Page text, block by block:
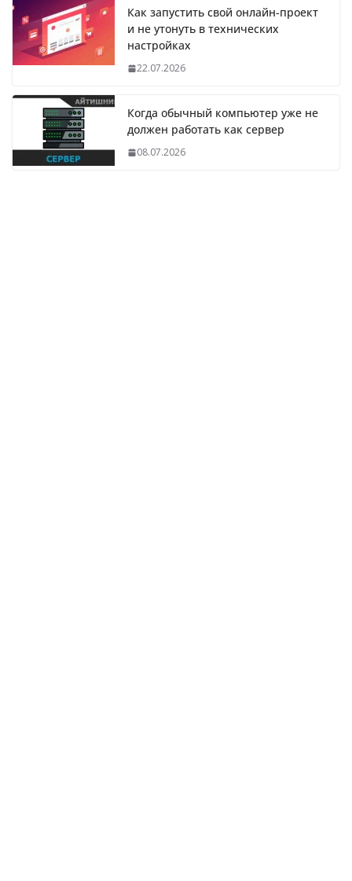
Как запустить свой онлайн-проект
и не утонуть в технических
настройках
22.07.2026
Когда обычный компьютер уже не
должен работать как сервер
08.07.2026